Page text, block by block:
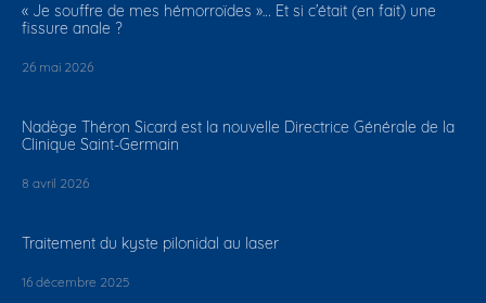
​« Je souffre de mes hémorroïdes »… Et si c’était (en fait) une
fissure anale ?
26 mai 2026
Nadège Théron Sicard est la nouvelle Directrice Générale de la
Clinique Saint-Germain
8 avril 2026
Traitement du kyste pilonidal au laser
16 décembre 2025